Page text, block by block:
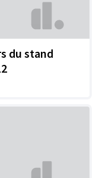
du stand